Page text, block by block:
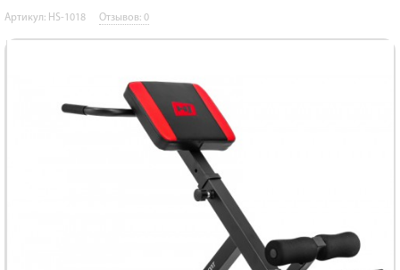
Артикул: HS-1018 Отзывов: 0